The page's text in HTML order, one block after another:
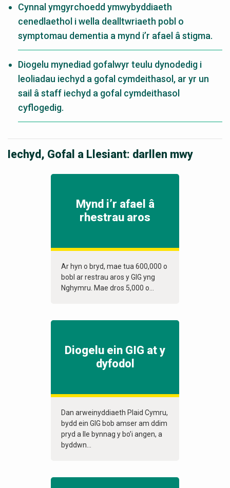
Cynnal ymgyrchoedd ymwybyddiaeth
cenedlaethol i wella dealltwriaeth pobl o
symptomau dementia a mynd i’r afael â stigma.
Diogelu mynediad gofalwyr teulu dynodedig i
leoliadau iechyd a gofal cymdeithasol, ar yr un
sail â staff iechyd a gofal cymdeithasol
cyflogedig.
Iechyd, Gofal a Llesiant: darllen mwy
Mynd i’r afael â
rhestrau aros
Ar hyn o bryd, mae tua 600,000 o
bobl ar restrau aros y GIG yng
Nghymru. Mae dros 5,000 o...
Diogelu ein GIG at y
dyfodol
Dan arweinyddiaeth Plaid Cymru,
bydd ein GIG bob amser am ddim
pryd a lle bynnag y bo’i angen, a
byddwn...